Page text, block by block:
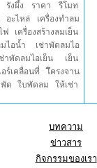
รังผึ้ง ราคา
รีโมท
อะไหล่
เครื่องทำลม
ฟ
เครื่องสร้างลมเย็น
ไอน้ำ
เช่าพัดลมไอ
าพัดลมไอเย็น
เย็น
ร์เคลื่อนที่
โึครงจาน
ด ใบพัดลม
ให้เช่า
บทความ
ข่าวสาร
กิจกรรมของเรา